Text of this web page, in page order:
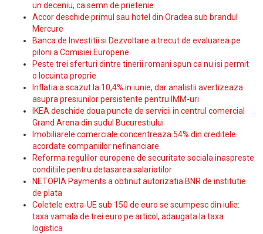
un deceniu, ca semn de prietenie
Accor deschide primul sau hotel din Oradea sub brandul
Mercure
Banca de Investitii si Dezvoltare a trecut de evaluarea pe
piloni a Comisiei Europene
Peste trei sferturi dintre tinerii romani spun ca nu isi permit
o locuinta proprie
Inflatia a scazut la 10,4% in iunie, dar analistii avertizeaza
asupra presiunilor persistente pentru IMM-uri
IKEA deschide doua puncte de servicii in centrul comercial
Grand Arena din sudul Bucurestiului
Imobiliarele comerciale concentreaza 54% din creditele
acordate companiilor nefinanciare
Reforma regulilor europene de securitate sociala inaspreste
conditiile pentru detasarea salariatilor
NETOPIA Payments a obtinut autorizatia BNR de institutie
de plata
Coletele extra-UE sub 150 de euro se scumpesc din iulie:
taxa vamala de trei euro pe articol, adaugata la taxa
logistica